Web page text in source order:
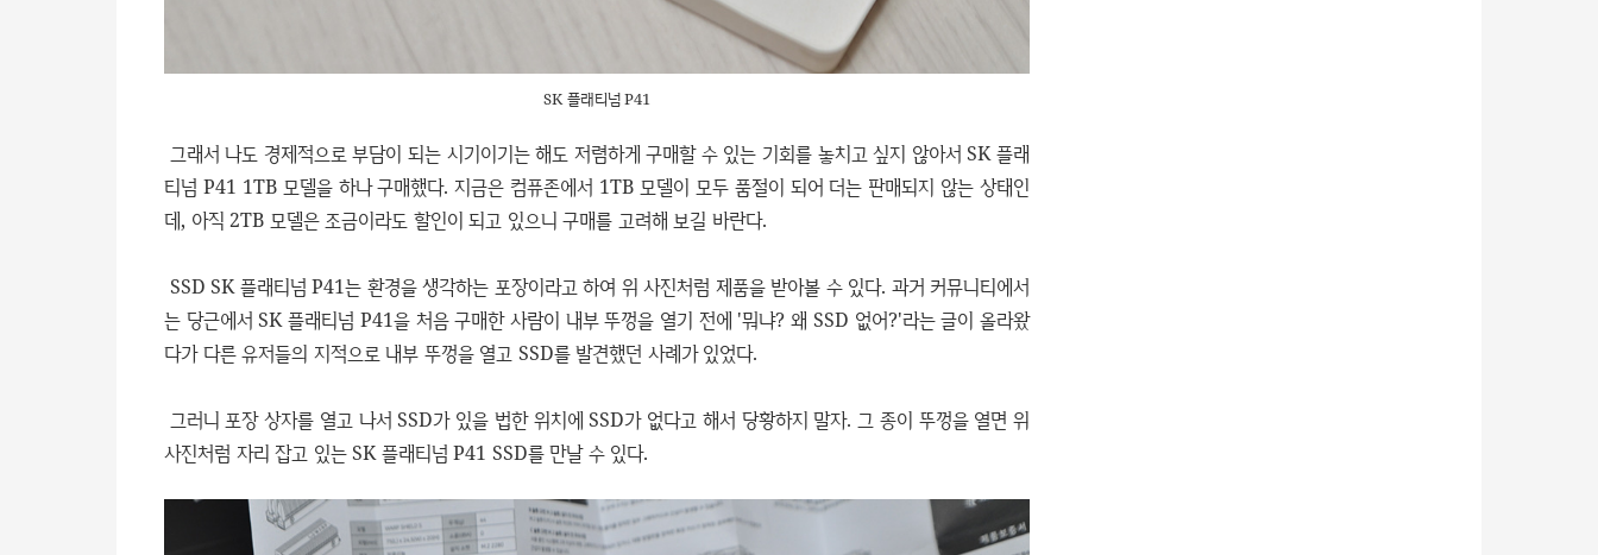
SK 플래티넘 P41
그래서 나도 경제적으로 부담이 되는 시기이기는 해도 저렴하게 구매할 수 있는 기회를 놓치고 싶지 않아서 SK 플래
티넘 P41 1TB 모델을 하나 구매했다. 지금은 컴퓨존에서 1TB 모델이 모두 품절이 되어 더는 판매되지 않는 상태인
데, 아직 2TB 모델은 조금이라도 할인이 되고 있으니 구매를 고려해 보길 바란다.
SSD SK 플래티넘 P41는 환경을 생각하는 포장이라고 하여 위 사진처럼 제품을 받아볼 수 있다. 과거 커뮤니티에서
는 당근에서 SK 플래티넘 P41을 처음 구매한 사람이 내부 뚜껑을 열기 전에 '뭐냐? 왜 SSD 없어?'라는 글이 올라왔
다가 다른 유저들의 지적으로 내부 뚜껑을 열고 SSD를 발견했던 사례가 있었다.
그러니 포장 상자를 열고 나서 SSD가 있을 법한 위치에 SSD가 없다고 해서 당황하지 말자. 그 종이 뚜껑을 열면 위
사진처럼 자리 잡고 있는 SK 플래티넘 P41 SSD를 만날 수 있다.